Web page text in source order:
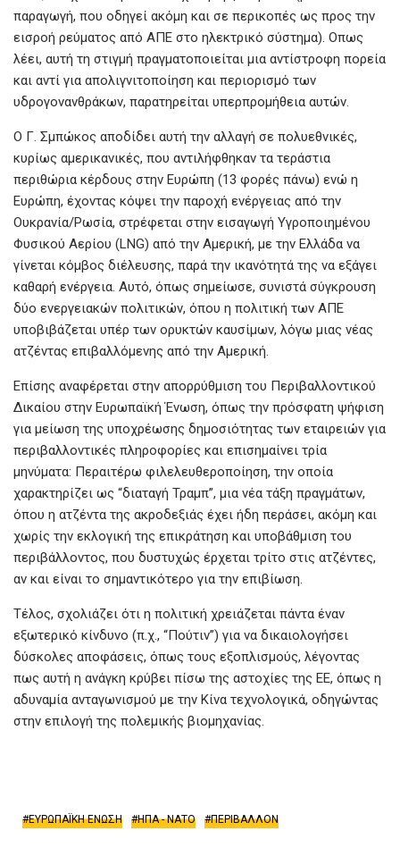
παραγωγή, που οδηγεί ακόμη και σε περικοπές ως προς την
εισροή ρεύματος από ΑΠΕ στο ηλεκτρικό σύστημα). Οπως
λέει, αυτή τη στιγμή πραγματοποιείται μια αντίστροφη πορεία
και αντί για απολιγνιτοποίηση και περιορισμό των
υδρογονανθράκων, παρατηρείται υπερπρομήθεια αυτών.
Ο Γ. Σμπώκος αποδίδει αυτή την αλλαγή σε πολυεθνικές,
κυρίως αμερικανικές, που αντιλήφθηκαν τα τεράστια
περιθώρια κέρδους στην Ευρώπη (13 φορές πάνω) ενώ η
Ευρώπη, έχοντας κόψει την παροχή ενέργειας από την
Ουκρανία/Ρωσία, στρέφεται στην εισαγωγή Υγροποιημένου
Φυσικού Αερίου (LNG) από την Αμερική, με την Ελλάδα να
γίνεται κόμβος διέλευσης, παρά την ικανότητά της να εξάγει
καθαρή ενέργεια. Αυτό, όπως σημείωσε, συνιστά σύγκρουση
δύο ενεργειακών πολιτικών, όπου η πολιτική των ΑΠΕ
υποβιβάζεται υπέρ των ορυκτών καυσίμων, λόγω μιας νέας
ατζέντας επιβαλλόμενης από την Αμερική.
Επίσης αναφέρεται στην απορρύθμιση του Περιβαλλοντικού
Δικαίου στην Ευρωπαϊκή Ένωση, όπως την πρόσφατη ψήφιση
για μείωση της υποχρέωσης δημοσιότητας των εταιρειών για
περιβαλλοντικές πληροφορίες και επισημαίνει τρία
μηνύματα: Περαιτέρω φιλελευθεροποίηση, την οποία
χαρακτηρίζει ως “διαταγή Τραμπ”, μια νέα τάξη πραγμάτων,
όπου η ατζέντα της ακροδεξιάς έχει ήδη περάσει, ακόμη και
χωρίς την εκλογική της επικράτηση και υποβάθμιση του
περιβάλλοντος, που δυστυχώς έρχεται τρίτο στις ατζέντες,
αν και είναι το σημαντικότερο για την επιβίωση.
Τέλος, σχολιάζει ότι η πολιτική χρειάζεται πάντα έναν
εξωτερικό κίνδυνο (π.χ., “Πούτιν”) για να δικαιολογήσει
δύσκολες αποφάσεις, όπως τους εξοπλισμούς, λέγοντας
πως αυτή η ανάγκη κρύβει πίσω της αστοχίες της ΕΕ, όπως η
αδυναμία ανταγωνισμού με την Κίνα τεχνολογικά, οδηγώντας
στην επιλογή της πολεμικής βιομηχανίας.
ΕΥΡΩΠΑΪΚΗ ΕΝΩΣΗ ΗΠΑ - ΝΑΤΟ ΠΕΡΙΒΑΛΛΟΝ